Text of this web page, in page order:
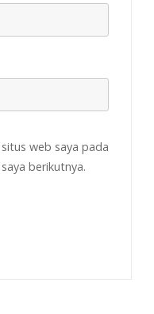
web saya pada
berikutnya.